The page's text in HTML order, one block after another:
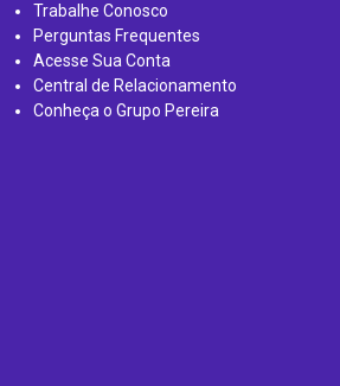
Trabalhe Conosco
Perguntas Frequentes
Acesse Sua Conta
Central de Relacionamento
Conheça o Grupo Pereira